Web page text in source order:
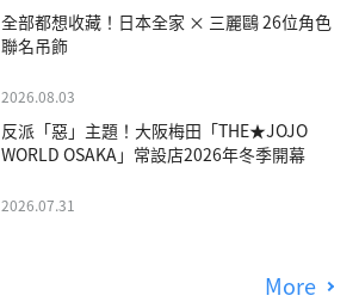
全部都想收藏！日本全家 × 三麗鷗 26位角色
聯名吊飾
2026.08.03
反派「惡」主題！大阪梅田「THE★JOJO
WORLD OSAKA」常設店2026年冬季開幕
2026.07.31
More